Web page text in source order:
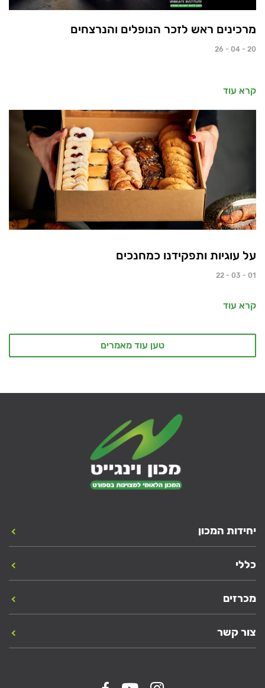
מרכינים ראש לזכר הנופלים והנרצחים
20 - 04 - 26
קרא עוד
על עוגיות ותפקידנו כמחנכים
01 - 03 - 22
קרא עוד
טען עוד מאמרים
יחידות המכון
כללי
מכרזים
צור קשר